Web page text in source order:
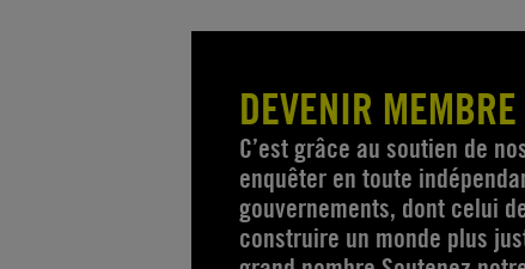
DEVENIR MEMBRE
C’est grâce au soutien de
enquêter en toute
gouvernements, dont celui
construire un monde plus